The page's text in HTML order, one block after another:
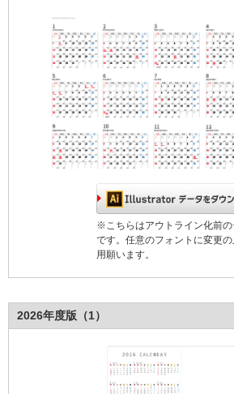
※こちらはアウトライン化前の
です。任意のフォントに変更の
用願います。
2026年度版（1）